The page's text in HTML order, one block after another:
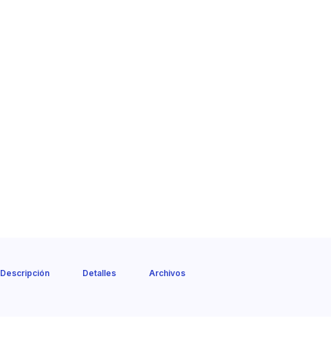
Descripción Detalles Archivos